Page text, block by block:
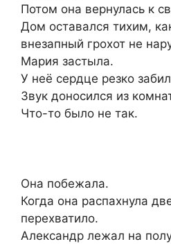
Потом она вернулась к
Дом оставался тихим,
внезапный грохот не
Мария застыла.
У неё сердце резко
Звук доносился из
Что-то было не так.
Она побежала.
Когда она распахнула
перехватило.
Александр лежал на